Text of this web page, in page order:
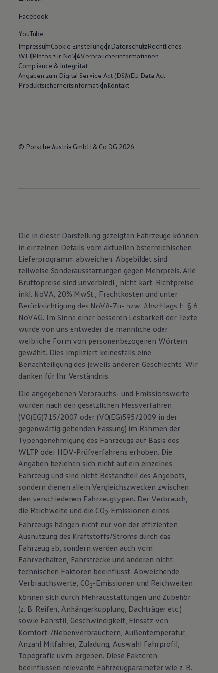
Facebook
YouTube
ImpressumCookie EinstellungenDatenschutzRechtliches
WLTPInfos zur NoVAVerbraucherinformationen
Compliance & Integrität
Angaben zum Digital Service Act (DSA)EU Data Act
ProduktsicherheitsinformationKontakt
© Porsche Austria GmbH & Co OG 2026
Die in dieser Darstellung gezeigten Fahrzeuge können
in einzelnen Details vom aktuellen österreichischen
Lieferprogramm abweichen. Abgebildet sind
teilweise Sonderausstattungen gegen Mehrpreis. Alle
Bruttopreise sind unverbindl., nicht kart. Richtpreise
inkl. NoVA, 20% MwSt., Frachtkosten und unter
Berücksichtigung des NoVA-Zu- bzw. Abschlags lt. § 6
NoVAG. Im Sinne einer besseren Lesbarkeit der Texte
wurde von uns entweder die männliche oder
weibliche Form von personenbezogenen Wörtern
gewählt. Dies impliziert keinesfalls eine
Benachteiligung des jeweils anderen Geschlechts. Wir
danken für Ihr Verständnis.
Die angegebenen Verbrauchs- und Emissionswerte
wurden nach den gesetzlichen Messverfahren
(VO(EG)715/2007 oder (VO(EG)595/2009 in der
gegenwärtig geltenden Fassung) im Rahmen der
Typengenehmigung des Fahrzeugs auf Basis des
WLTP oder HDV-Prüfverfahrens erhoben. Die
Angaben beziehen sich nicht auf ein einzelnes
Fahrzeug und sind nicht Bestandteil des Angebots,
sondern dienen allein Vergleichszwecken zwischen
den verschiedenen Fahrzeugtypen. Der Verbrauch,
die Reichweite und die CO2-Emissionen eines
Fahrzeugs hängen nicht nur von der effizienten
Ausnutzung des Kraftstoffs/Stroms durch das
Fahrzeug ab, sondern werden auch vom
Fahrverhalten, Fahrstrecke und anderen nicht
technischen Faktoren beeinflusst. Abweichende
Verbrauchswerte, CO2-Emissionen und Reichweiten
können sich durch Mehrausstattungen und Zubehör
(z. B. Reifen, Anhängerkupplung, Dachträger etc.)
sowie Fahrstil, Geschwindigkeit, Einsatz von
Komfort-/Nebenverbrauchern, Außentemperatur,
Anzahl Mitfahrer, Zuladung, Auswahl Fahrprofil,
Topografie uvm. ergeben. Diese Faktoren
beeinflussen relevante Fahrzeugparameter wie z. B.